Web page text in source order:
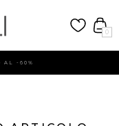
0
AL -60%